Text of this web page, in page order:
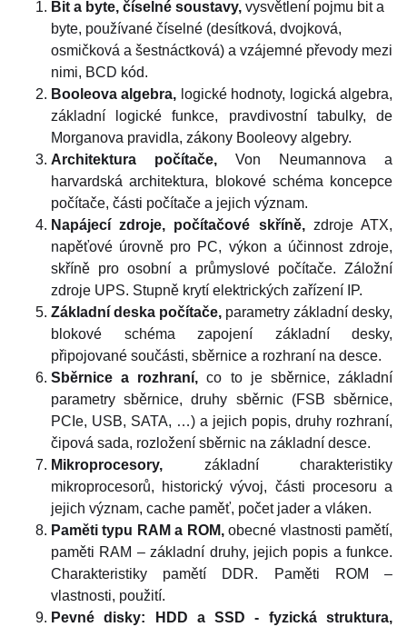
Bit a byte, číselné soustavy, vysvětlení pojmu bit a
byte, používané číselné (desítková, dvojková,
osmičková a šestnáctková) a vzájemné převody mezi
nimi, BCD kód.
Booleova algebra, logické hodnoty, logická algebra,
základní logické funkce, pravdivostní tabulky, de
Morganova pravidla, zákony Booleovy algebry.
Architektura počítače, Von Neumannova a
harvardská architektura, blokové schéma koncepce
počítače, části počítače a jejich význam.
Napájecí zdroje, počítačové skříně,zdroje ATX,
napěťové úrovně pro PC, výkon a účinnost zdroje,
skříně pro osobní a průmyslové počítače. Záložní
zdroje UPS. Stupně krytí elektrických zařízení IP.
Základní deska počítače, parametry základní desky,
blokové schéma zapojení základní desky,
připojované součásti, sběrnice a rozhraní na desce.
Sběrnice a rozhraní, co to je sběrnice, základní
parametry sběrnice, druhy sběrnic (FSB sběrnice,
PCIe, USB, SATA, …) a jejich popis, druhy rozhraní,
čipová sada, rozložení sběrnic na základní desce.
Mikroprocesory, základní charakteristiky
mikroprocesorů, historický vývoj, části procesoru a
jejich význam, cache paměť, počet jader a vláken.
Paměti typu RAM a ROM,obecné vlastnosti pamětí,
paměti RAM – základní druhy, jejich popis a funkce.
Charakteristiky pamětí DDR. Paměti ROM –
vlastnosti, použití.
Pevné disky: HDD a SSD - fyzická struktura,